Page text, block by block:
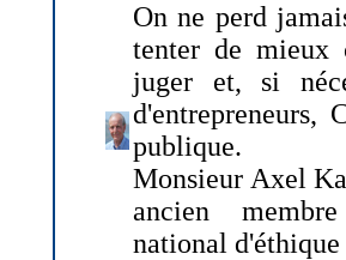
On ne perd
tenter de mieux
juger et, si
d'entrepreneurs,
publique.
Monsieur Axel
ancien
national d'éthique